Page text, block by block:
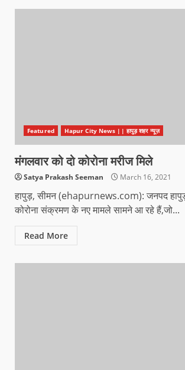
Featured Hapur City News || हापुड़ शहर न्यूज़
मंगलवार को दो कोरोना मरीज मिले
Satya Prakash Seeman March 16, 2021
हापुड़, सीमन (ehapurnews.com): जनपद
कोरोना संक्रमण के नए मामले सामने आ रहे हैं,जो...
Read More